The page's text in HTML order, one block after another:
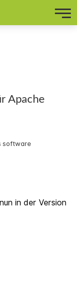
Apache
software
in der Version